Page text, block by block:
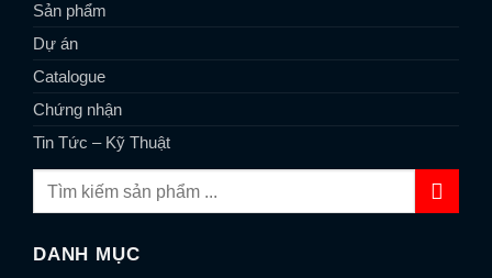
Sản phẩm
Dự án
Catalogue
Chứng nhận
Tin Tức – Kỹ Thuật
DANH MỤC